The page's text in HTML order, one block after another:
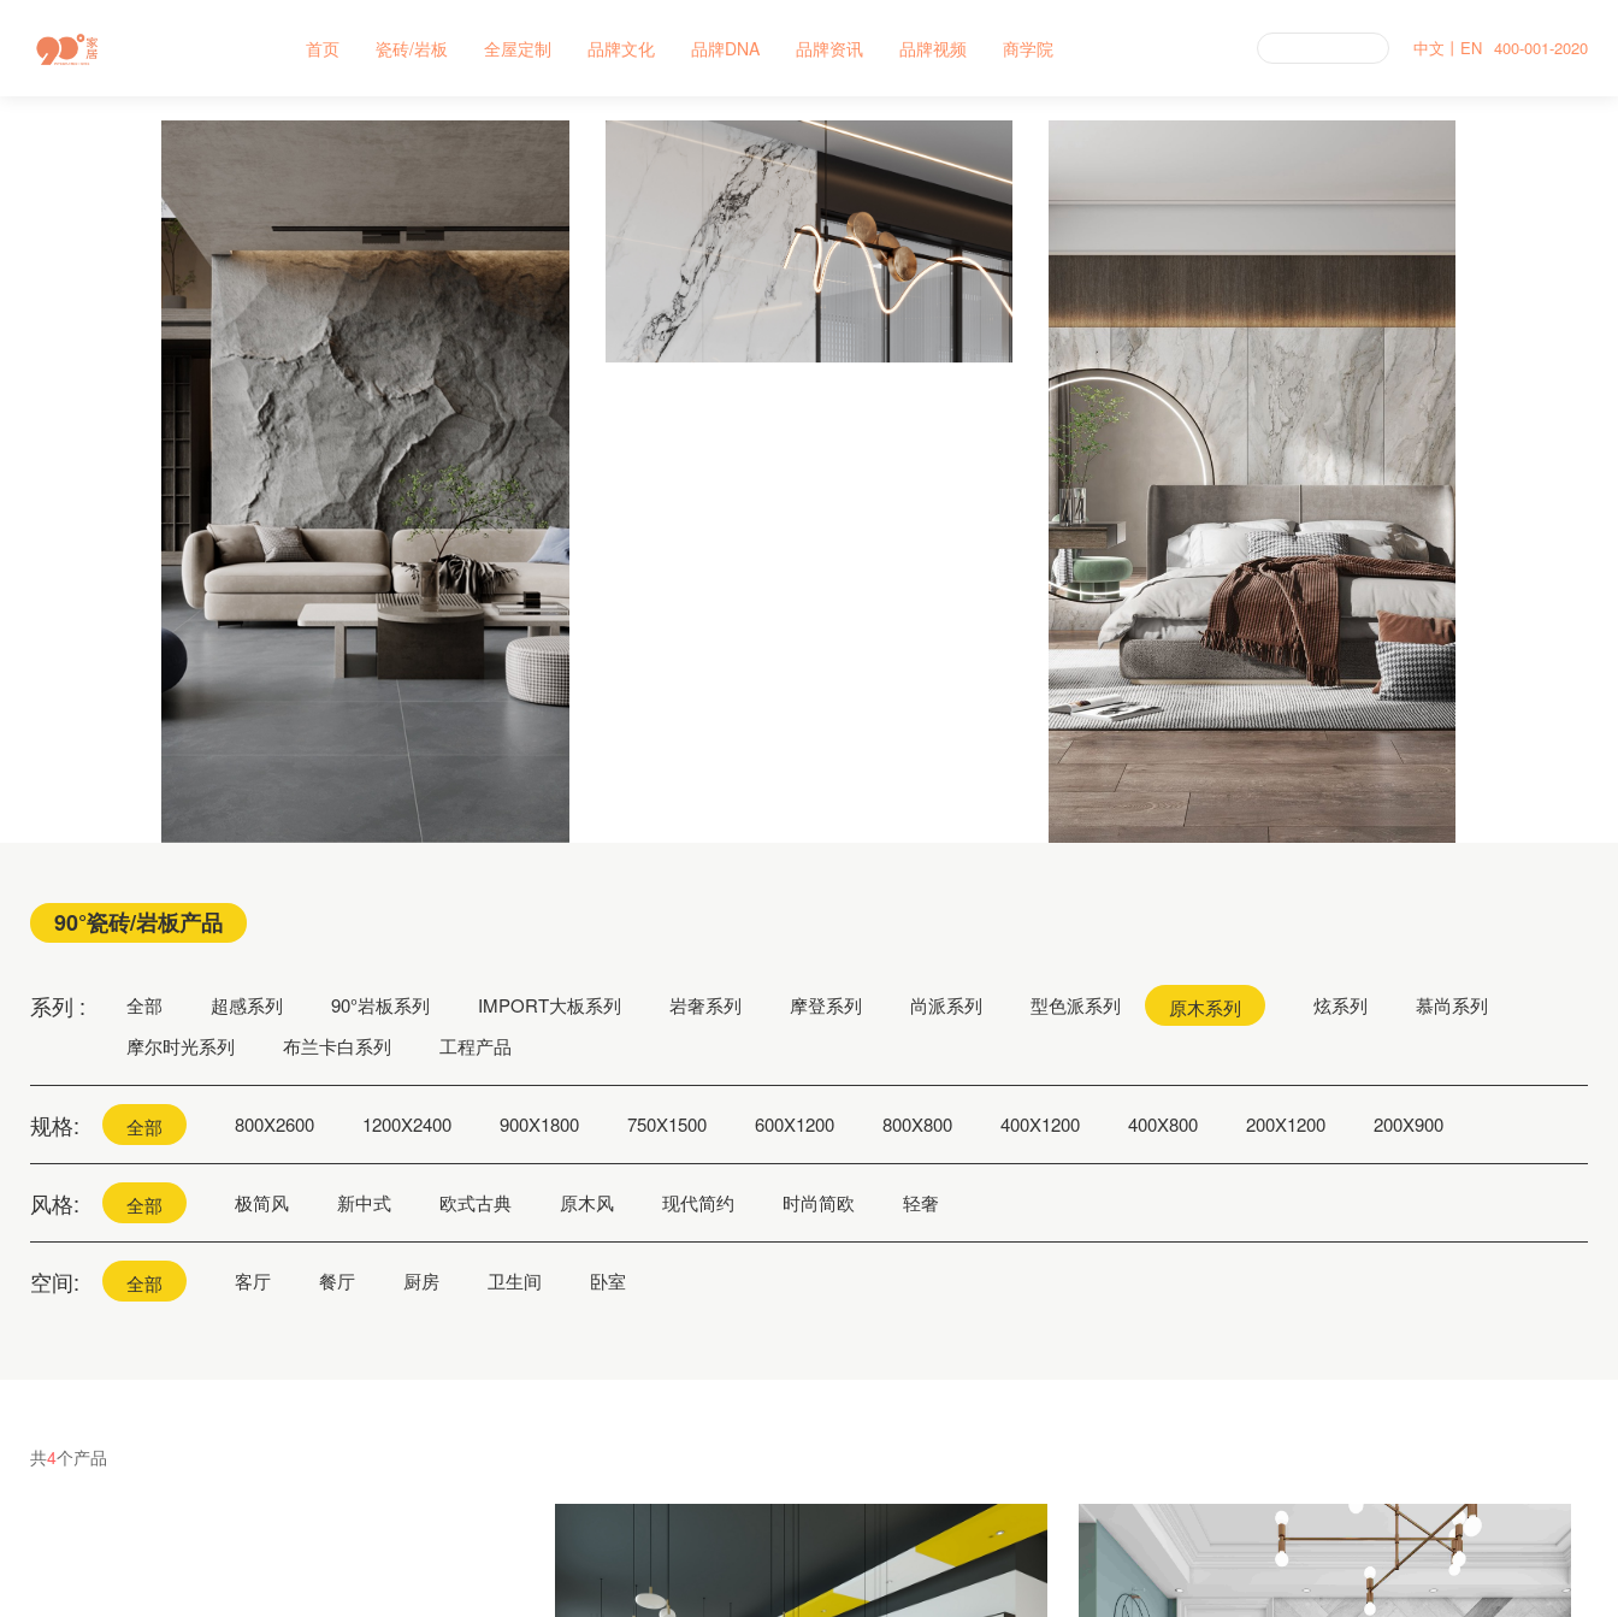
首页 瓷砖/岩板 全屋定制 品牌文化 品牌DNA 品牌资讯 品牌视频 商学院 中文 丨 EN 400-001-2020
超感系列
750X1500MM/900X1800MM
90°岩板
800X2600MM
STONE
岩奢系列
900X1800MM
90°瓷砖/岩板产品
系列 : 全部 超感系列 90°岩板系列 IMPORT大板系列 岩奢系列 摩登系列 尚派系列 型色派系列 原木系列 炫系列
慕尚系列
摩尔时光系列
布兰卡白系列 工程产品
规格: 全部 800X2600 1200X2400 900X1800 750X1500 600X1200 800X800 400X1200 400X800 200X1200 200X900
风格: 全部 极简风 新中式 欧式古典 原木风 现代简约 时尚简欧 轻奢
空间: 全部 客厅 餐厅 厨房 卫生间 卧室
共4个产品